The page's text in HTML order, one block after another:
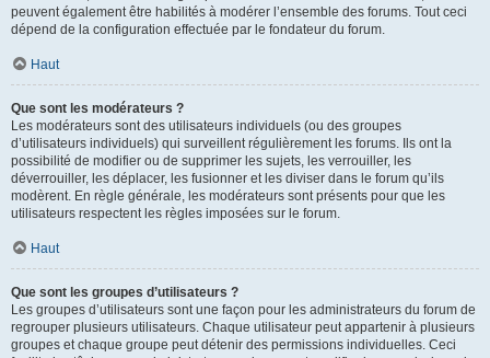
peuvent également être habilités à modérer l’ensemble des forums. Tout ceci
dépend de la configuration effectuée par le fondateur du forum.
Haut
Que sont les modérateurs ?
Les modérateurs sont des utilisateurs individuels (ou des groupes
d’utilisateurs individuels) qui surveillent régulièrement les forums. Ils ont la
possibilité de modifier ou de supprimer les sujets, les verrouiller, les
déverrouiller, les déplacer, les fusionner et les diviser dans le forum qu’ils
modèrent. En règle générale, les modérateurs sont présents pour que les
utilisateurs respectent les règles imposées sur le forum.
Haut
Que sont les groupes d’utilisateurs ?
Les groupes d’utilisateurs sont une façon pour les administrateurs du forum de
regrouper plusieurs utilisateurs. Chaque utilisateur peut appartenir à plusieurs
groupes et chaque groupe peut détenir des permissions individuelles. Ceci